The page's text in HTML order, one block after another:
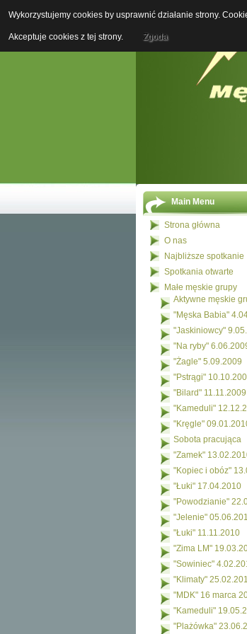
Main Menu
Strona główna
O nas
Najbliższe spotkanie
Spotkania otwarte
Małe męskie grupy
Aktywne męskie
"Męska Babia"
"Jaskiniowcy"
"Na ryby"
"Żagle" 5.09.2009
"Pstrągi"
"Bilard" 11.11.2009
"Kameduli"
"Kręgle"
Sobota pracująca
"Zamek"
"Kopiec i obóz"
"Łuki" 17.04.2010
"Powodzianie"
"Jelenie"
"Łuki" 11.11.2010
"Zima LM"
"Sowiniec"
"Klimaty"
"MDK" 16 marca
"Kameduli"
"Plażówka"
Wykorzystujemy cookies by usprawnić działanie strony.
Akceptuje cookies z tej strony. Zgoda